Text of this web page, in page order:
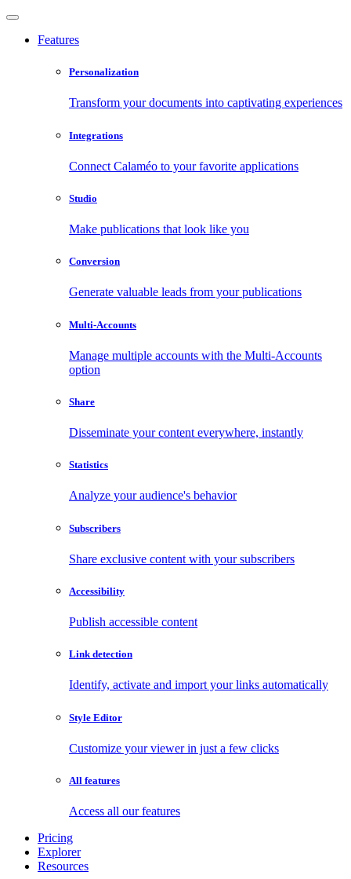
Features
Personalization
Transform your documents into captivating experiences
Integrations
Connect Calaméo to your favorite applications
Studio
Make publications that look like you
Conversion
Generate valuable leads from your publications
Multi-Accounts
Manage multiple accounts with the Multi-Accounts
option
Share
Disseminate your content everywhere, instantly
Statistics
Analyze your audience's behavior
Subscribers
Share exclusive content with your subscribers
Accessibility
Publish accessible content
Link detection
Identify, activate and import your links automatically
Style Editor
Customize your viewer in just a few clicks
All features
Access all our features
Pricing
Explorer
Resources